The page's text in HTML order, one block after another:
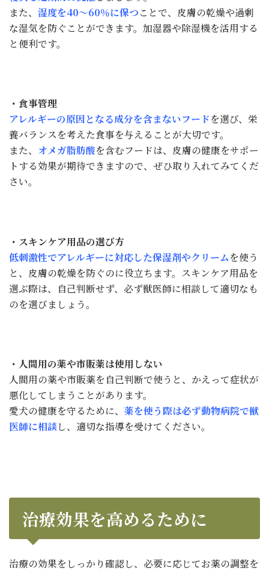
また、 湿度を40〜60％に保つことで、皮膚の乾燥や過剰
な湿気を防ぐことができます。加湿器や除湿機を活用する
と便利です。
・食事管理
アレルギーの原因となる成分を含まないフードを選び、栄
養バランスを考えた食事を与えることが大切です。
また、 オメガ脂肪酸を含むフードは、皮膚の健康をサポー
トする効果が期待できますので、ぜひ取り入れてみてくだ
さい。
・スキンケア用品の選び方
低刺激性でアレルギーに対応した保湿剤やクリームを使う
と、皮膚の乾燥を防ぐのに役立ちます。スキンケア用品を
選ぶ際は、自己判断せず、必ず獣医師に相談して適切なも
のを選びましょう。
・人間用の薬や市販薬は使用しない
人間用の薬や市販薬を自己判断で使うと、かえって症状が
悪化してしまうことがあります。
愛犬の健康を守るために、 薬を使う際は必ず動物病院で獣
医師に相談し、適切な指導を受けてください。
治療効果を高めるために
治療の効果をしっかり確認し、必要に応じてお薬の調整を